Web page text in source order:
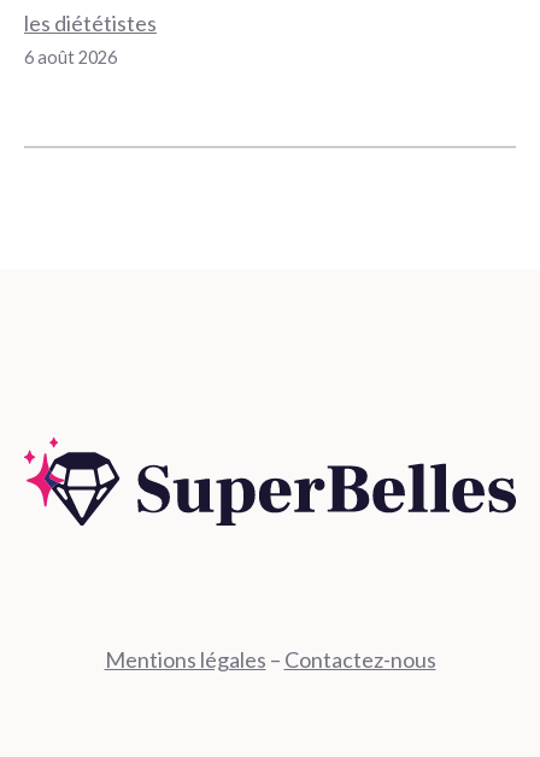
les diététistes
6 août 2026
Mentions légales – Contactez-nous